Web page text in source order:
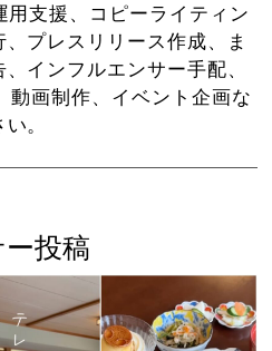
用支援、コピーライティン
プレスリリース作成、ま
インフルエンサー手配、
動画制作、イベント企画な
。
投稿